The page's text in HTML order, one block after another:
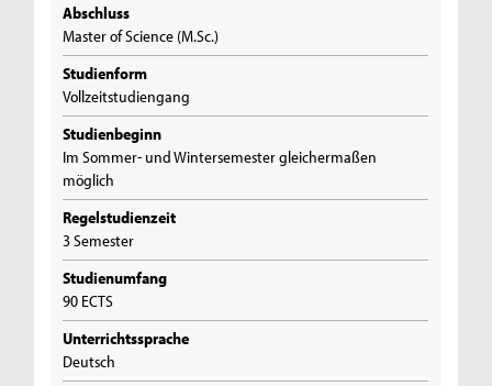
Abschluss
Master of Science (M.Sc.)
Studienform
Vollzeitstudiengang
Studienbeginn
Im Sommer- und Wintersemester gleichermaßen
möglich
Regelstudienzeit
3 Semester
Studienumfang
90 ECTS
Unterrichtssprache
Deutsch